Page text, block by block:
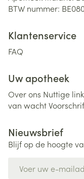
BTW nummer:
Klantenservice
FAQ
Uw apotheek
Over ons Nuttige
van wacht
Nieuwsbrief
Blijf op de hoogte